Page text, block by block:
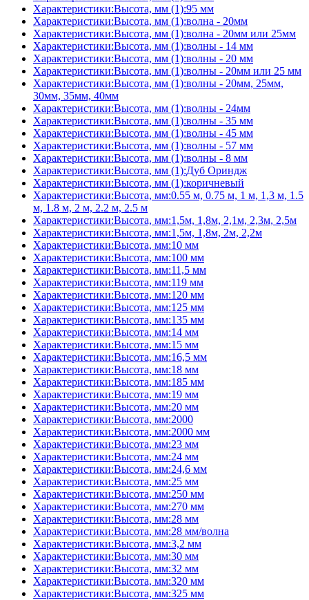
Характеристики:Высота, мм (1):95 мм
Характеристики:Высота, мм (1):волна - 20мм
Характеристики:Высота, мм (1):волна - 20мм или 25мм
Характеристики:Высота, мм (1):волны - 14 мм
Характеристики:Высота, мм (1):волны - 20 мм
Характеристики:Высота, мм (1):волны - 20мм или 25 мм
Характеристики:Высота, мм (1):волны - 20мм, 25мм,
30мм, 35мм, 40мм
Характеристики:Высота, мм (1):волны - 24мм
Характеристики:Высота, мм (1):волны - 35 мм
Характеристики:Высота, мм (1):волны - 45 мм
Характеристики:Высота, мм (1):волны - 57 мм
Характеристики:Высота, мм (1):волны - 8 мм
Характеристики:Высота, мм (1):Дуб Ориндж
Характеристики:Высота, мм (1):коричневый
Характеристики:Высота, мм:0.55 м, 0.75 м, 1 м, 1,3 м, 1.5
м, 1.8 м, 2 м, 2.2 м, 2.5 м
Характеристики:Высота, мм:1,5м, 1,8м, 2,1м, 2,3м, 2,5м
Характеристики:Высота, мм:1,5м, 1,8м, 2м, 2,2м
Характеристики:Высота, мм:10 мм
Характеристики:Высота, мм:100 мм
Характеристики:Высота, мм:11,5 мм
Характеристики:Высота, мм:119 мм
Характеристики:Высота, мм:120 мм
Характеристики:Высота, мм:125 мм
Характеристики:Высота, мм:135 мм
Характеристики:Высота, мм:14 мм
Характеристики:Высота, мм:15 мм
Характеристики:Высота, мм:16,5 мм
Характеристики:Высота, мм:18 мм
Характеристики:Высота, мм:185 мм
Характеристики:Высота, мм:19 мм
Характеристики:Высота, мм:20 мм
Характеристики:Высота, мм:2000
Характеристики:Высота, мм:2000 мм
Характеристики:Высота, мм:23 мм
Характеристики:Высота, мм:24 мм
Характеристики:Высота, мм:24,6 мм
Характеристики:Высота, мм:25 мм
Характеристики:Высота, мм:250 мм
Характеристики:Высота, мм:270 мм
Характеристики:Высота, мм:28 мм
Характеристики:Высота, мм:28 мм/волна
Характеристики:Высота, мм:3,2 мм
Характеристики:Высота, мм:30 мм
Характеристики:Высота, мм:32 мм
Характеристики:Высота, мм:320 мм
Характеристики:Высота, мм:325 мм